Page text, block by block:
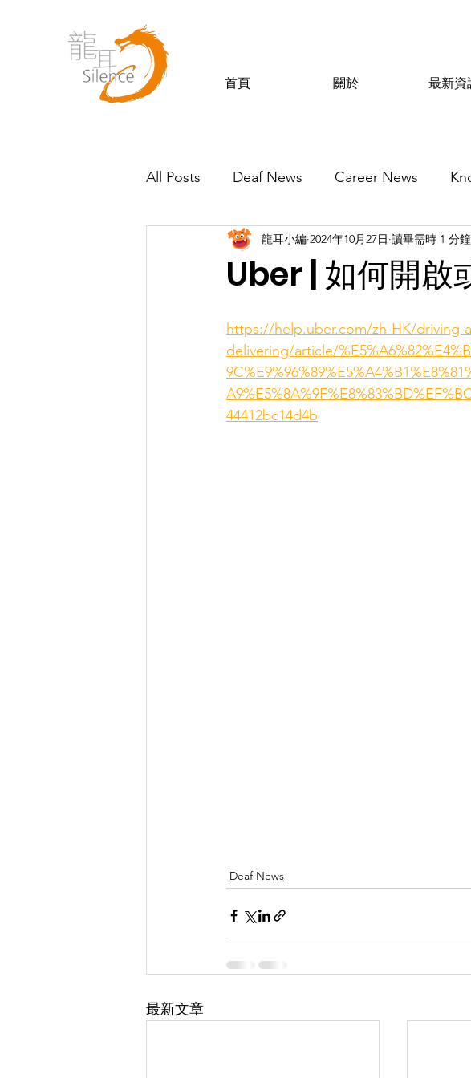
首頁 關於 最新資
All Posts Deaf News Career News
Silence’s Friends
Uber | 如何開啟
龍耳小編 2024年10月27日 讀畢需時 1 分鐘
https://help.uber.com/zh-HK/driving-
delivering/article/
44412bc14d4b
Deaf News
最新文章